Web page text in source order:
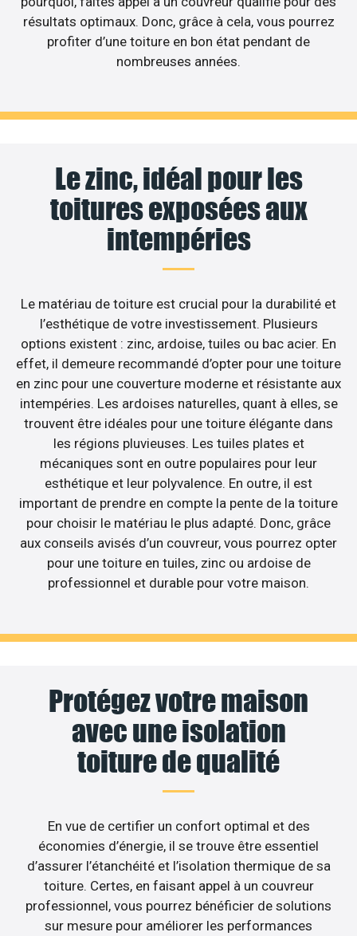
résultats optimaux. Donc, grâce à cela, vous pourrez
profiter d’une toiture en bon état pendant de
nombreuses années.
Le zinc, idéal pour les
toitures exposées aux
intempéries
Le matériau de toiture est crucial pour la durabilité et
l’esthétique de votre investissement. Plusieurs
options existent : zinc, ardoise, tuiles ou bac acier. En
effet, il demeure recommandé d’opter pour une toiture
en zinc pour une couverture moderne et résistante aux
intempéries. Les ardoises naturelles, quant à elles, se
trouvent être idéales pour une toiture élégante dans
les régions pluvieuses. Les tuiles plates et
mécaniques sont en outre populaires pour leur
esthétique et leur polyvalence. En outre, il est
important de prendre en compte la pente de la toiture
pour choisir le matériau le plus adapté. Donc, grâce
aux conseils avisés d’un couvreur, vous pourrez opter
pour une toiture en tuiles, zinc ou ardoise de
professionnel et durable pour votre maison.
Protégez votre maison
avec une isolation
toiture de qualité
En vue de certifier un confort optimal et des
économies d’énergie, il se trouve être essentiel
d’assurer l’étanchéité et l’isolation thermique de sa
toiture. Certes, en faisant appel à un couvreur
professionnel, vous pourrez bénéficier de solutions
sur mesure pour améliorer les performances